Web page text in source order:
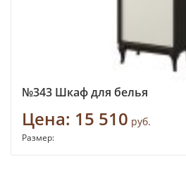
№343 Шкаф для белья
Цена: 15 510 руб.
Размер: